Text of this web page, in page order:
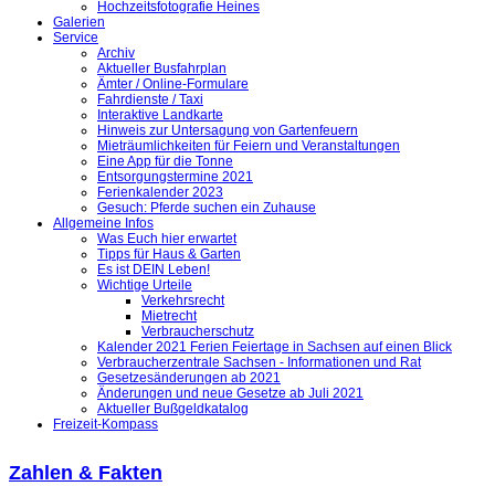
Hochzeitsfotografie Heines
Galerien
Service
Archiv
Aktueller Busfahrplan
Ämter / Online-Formulare
Fahrdienste / Taxi
Interaktive Landkarte
Hinweis zur Untersagung von Gartenfeuern
Mieträumlichkeiten für Feiern und Veranstaltungen
Eine App für die Tonne
Entsorgungstermine 2021
Ferienkalender 2023
Gesuch: Pferde suchen ein Zuhause
Allgemeine Infos
Was Euch hier erwartet
Tipps für Haus & Garten
Es ist DEIN Leben!
Wichtige Urteile
Verkehrsrecht
Mietrecht
Verbraucherschutz
Kalender 2021 Ferien Feiertage in Sachsen auf einen Blick
Verbraucherzentrale Sachsen - Informationen und Rat
Gesetzesänderungen ab 2021
Änderungen und neue Gesetze ab Juli 2021
Aktueller Bußgeldkatalog
Freizeit-Kompass
Zahlen & Fakten